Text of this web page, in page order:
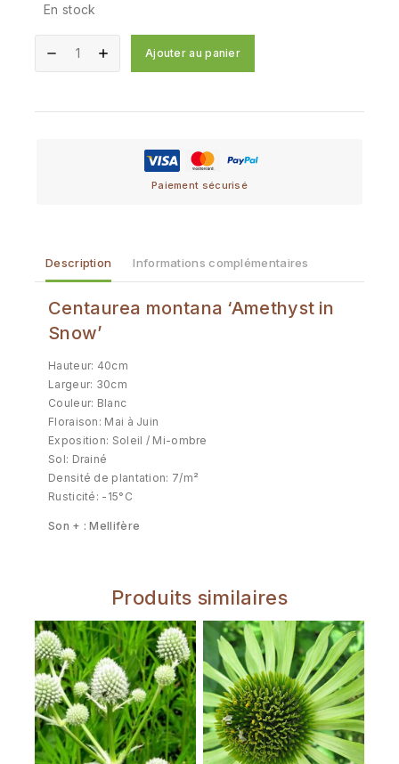
En stock
Ajouter au panier
Paiement sécurisé
Description Informations complémentaires
Centaurea montana ‘Amethyst in
Snow’
Hauteur: 40cm
Largeur: 30cm
Couleur: Blanc
Floraison: Mai à Juin
Exposition: Soleil / Mi-ombre
Sol: Drainé
Densité de plantation: 7/m²
Rusticité: -15°C
Son + : Mellifère
Produits similaires